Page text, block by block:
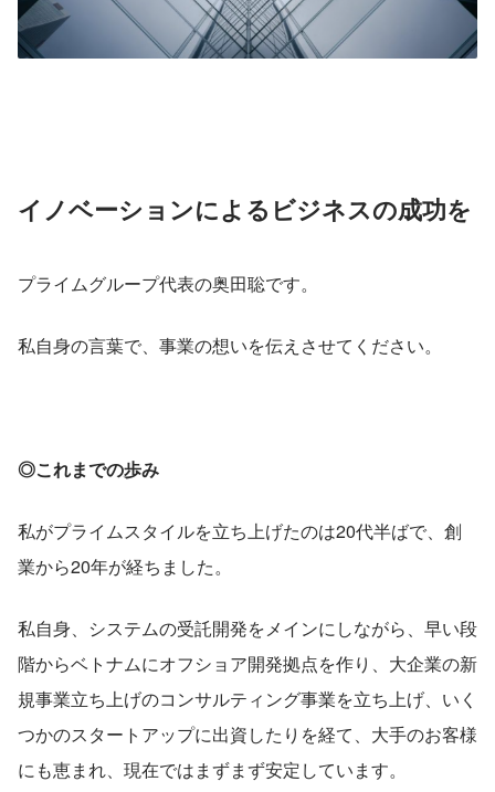
イノベーションによるビジネスの成功を
プライムグループ代表の奥田聡です。
私自身の言葉で、事業の想いを伝えさせてください。
◎これまでの歩み
私がプライムスタイルを立ち上げたのは20代半ばで、創
業から20年が経ちました。
私自身、システムの受託開発をメインにしながら、早い段
階からベトナムにオフショア開発拠点を作り、大企業の新
規事業立ち上げのコンサルティング事業を立ち上げ、いく
つかのスタートアップに出資したりを経て、大手のお客様
にも恵まれ、現在ではまずまず安定しています。